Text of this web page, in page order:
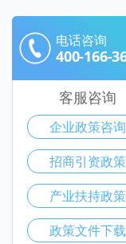
电话咨询
400-166-
客服咨询
企业政策咨询
招商引资政策
产业扶持政策
政策文件下载